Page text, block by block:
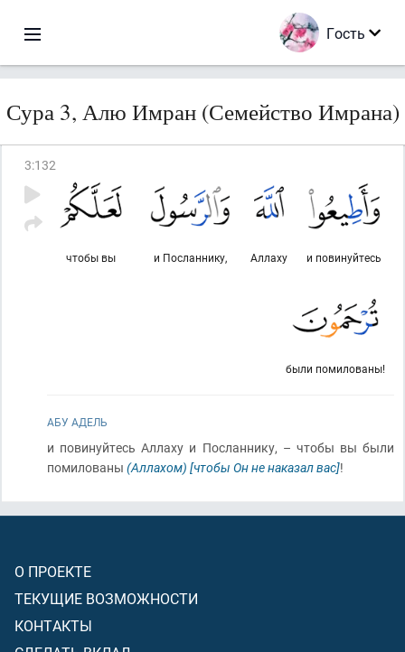
Гость
Сура 3, Алю Имран (Семейство Имрана)
3:132
и повинуйтесь
Аллаху
и Посланнику,
чтобы вы
были помилованы!
АБУ АДЕЛЬ
и повинуйтесь Аллаху и Посланнику, – чтобы вы были
помилованы (Аллахом) [чтобы Он не наказал вас]!
О ПРОЕКТЕ
ТЕКУЩИЕ ВОЗМОЖНОСТИ
КОНТАКТЫ